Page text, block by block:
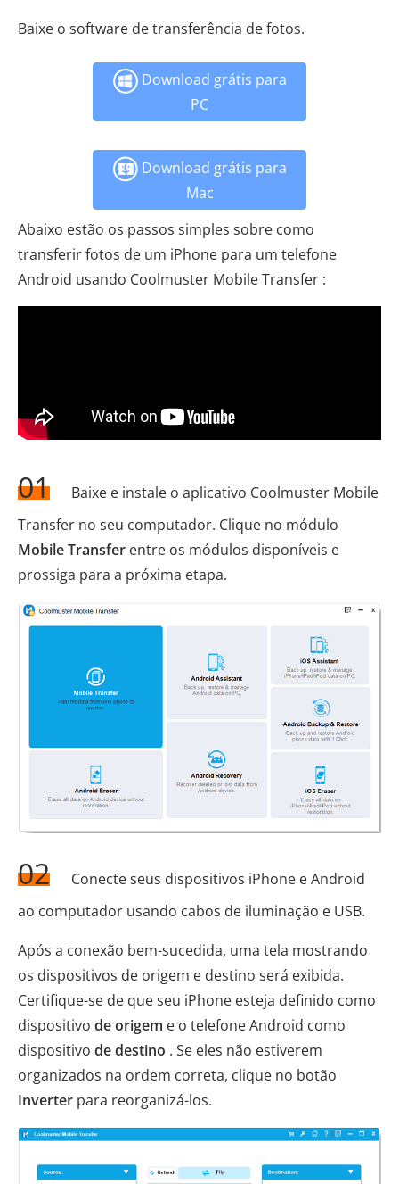
Baixe o software de transferência de fotos.
Download grátis para
PC
Download grátis para
Mac
Abaixo estão os passos simples sobre como
transferir fotos de um iPhone para um telefone
Android usando Coolmuster Mobile Transfer :
01
Baixe e instale o aplicativo Coolmuster Mobile
Transfer no seu computador. Clique no módulo
Mobile Transfer entre os módulos disponíveis e
prossiga para a próxima etapa.
02
Conecte seus dispositivos iPhone e Android
ao computador usando cabos de iluminação e USB.
Após a conexão bem-sucedida, uma tela mostrando
os dispositivos de origem e destino será exibida.
Certifique-se de que seu iPhone esteja definido como
dispositivo de origem e o telefone Android como
dispositivo de destino . Se eles não estiverem
organizados na ordem correta, clique no botão
Inverter para reorganizá-los.